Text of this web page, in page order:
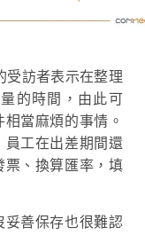
受訪者表示在整理
的時間，由此可
當麻煩的事情。
員工在出差期間還
票、換算匯率，填
妥善保存也很難認